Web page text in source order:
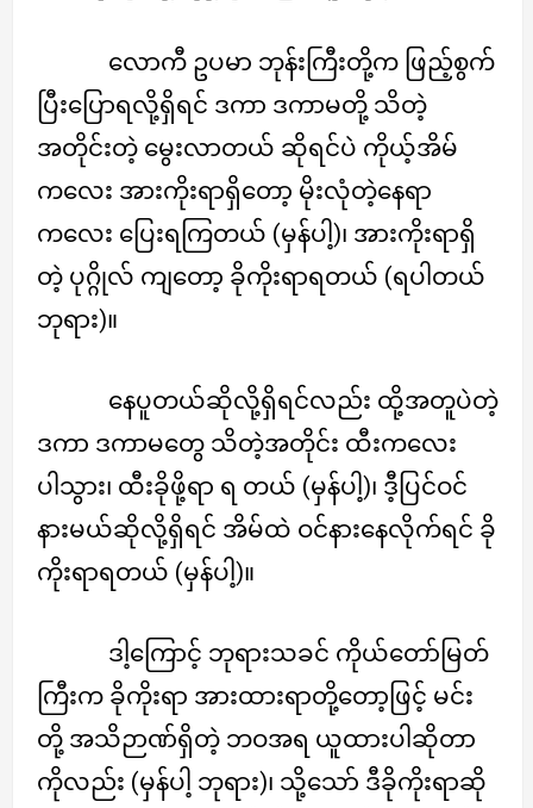
လောကီ ဥပမာ ဘုန်းကြီးတို့က ဖြည့်စွက်
ပြီးပြောရလို့ရှိရင် ဒကာ ဒကာမတို့ သိတဲ့
အတိုင်းတဲ့ မွေးလာတယ် ဆိုရင်ပဲ ကိုယ့်အိမ်
ကလေး အားကိုးရာရှိတော့ မိုးလုံတဲ့နေရာ
ကလေး ပြေးရကြတယ် (မှန်ပါ့)၊ အားကိုးရာရှိ
တဲ့ ပုဂ္ဂိုလ် ကျတော့ ခိုကိုးရာရတယ် (ရပါတယ်
ဘုရား)။
နေပူတယ်ဆိုလို့ရှိရင်လည်း ထို့အတူပဲတဲ့
ဒကာ ဒကာမတွေ သိတဲ့အတိုင်း ထီးကလေး
ပါသွား၊ ထီးခိုဖို့ရာ ရ တယ် (မှန်ပါ့)၊ ဒီ့ပြင်ဝင်
နားမယ်ဆိုလို့ရှိရင် အိမ်ထဲ ဝင်နားနေလိုက်ရင် ခို
ကိုးရာရတယ် (မှန်ပါ့)။
ဒါ့ကြောင့် ဘုရားသခင် ကိုယ်တော်မြတ်
ကြီးက ခိုကိုးရာ အားထားရာတို့တော့ဖြင့် မင်း
တို့ အသိဉာဏ်ရှိတဲ့ ဘဝအရ ယူထားပါဆိုတာ
ကိုလည်း (မှန်ပါ့ ဘုရား)၊ သို့သော် ဒီခိုကိုးရာဆို